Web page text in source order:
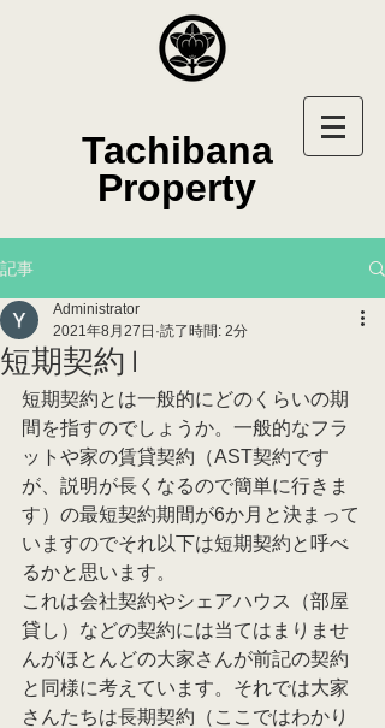
Tachibana
Property
記事
短期契約 1
Administrator
2021年8月27日 読了時間: 2分
短期契約とは一般的にどのくらいの期
間を指すのでしょうか。一般的なフラ
ットや家の賃貸契約（AST契約です
が、説明が長くなるので簡単に行きま
す）の最短契約期間が6か月と決まって
いますのでそれ以下は短期契約と呼べ
るかと思います。
これは会社契約やシェアハウス（部屋
貸し）などの契約には当てはまりませ
んがほとんどの大家さんが前記の契約
と同様に考えています。それでは大家
さんたちは長期契約（ここではわかり